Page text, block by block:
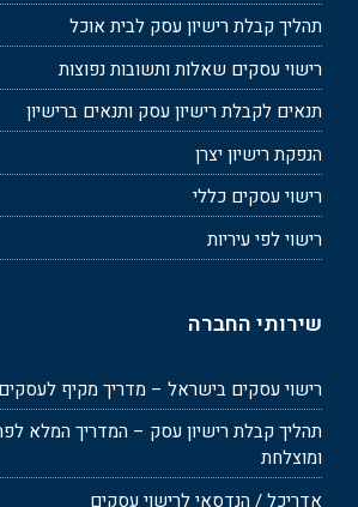
תהליך קבלת רישיון עסק לבית אוכל
רישוי עסקים שאלות ותשובות נפוצות
תנאים לקבלת רישיון עסק ותנאים ברישיון
הנפקת רישיון יצרן
רישוי עסקים כללי
רישוי לפי עיריות
שירותי החברה
רישוי עסקים בישראל – מדריך מקיף
תהליך קבלת רישיון עסק – המדריך המלא
ומוצלחת
אדריכל / הנדסאי לרישוי עסקים